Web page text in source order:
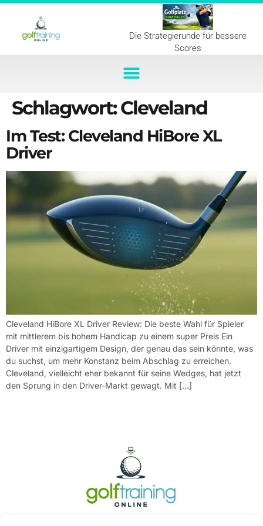
Die Strategierunde für bessere
Scores
Schlagwort:Cleveland
Im Test: Cleveland HiBore XL
Driver
Cleveland HiBore XL Driver Review: Die beste Wahl für Spieler
mit mittlerem bis hohem Handicap zu einem super Preis Ein
Driver mit einzigartigem Design, der genau das sein könnte, was
du suchst, um mehr Konstanz beim Abschlag zu erreichen.
Cleveland, vielleicht eher bekannt für seine Wedges, hat jetzt
den Sprung in den Driver-Markt gewagt. Mit […]